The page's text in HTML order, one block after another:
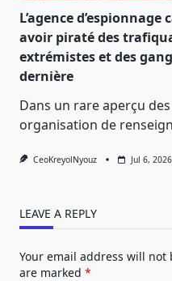
L’agence d’espionnage
avoir piraté des
extrémistes et des
dernière
Dans un rare aperçu
organisation de
CeoKreyolNyouz Jul 6, 2026
LEAVE A REPLY
Your email address will not
are marked *